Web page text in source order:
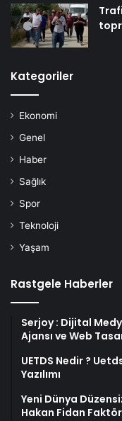
Kategoriler
Ekonomi
Genel
Haber
Sağlık
Spor
Teknoloji
Yaşam
Rastgele Haberler
Serjoy : Dijital
Ajansı ve Web
UETDS Nedir ?
Yazılımı
Yeni Dünya
Hakan Fidan